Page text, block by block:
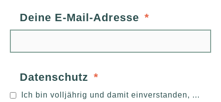
Deine E-Mail-Adresse
Datenschutz
Ich bin volljährig und damit einverstanden, ...